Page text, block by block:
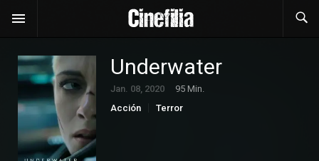
Underwater
Jan. 08, 2020
95 Min.
Acción
Terror